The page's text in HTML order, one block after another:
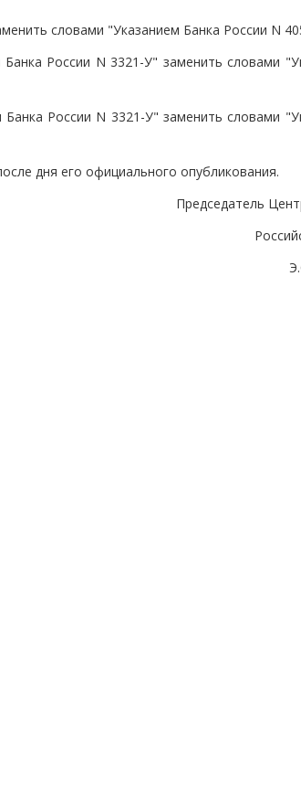
словами "Указанием Банка России N
России N 3321-У" заменить словами
России N 3321-У" заменить словами
дня его официального опубликования.
Председатель